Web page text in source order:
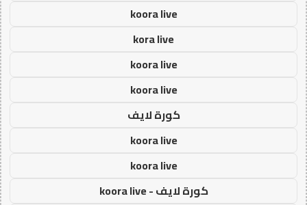
koora live
kora live
koora live
koora live
كورة لايف
koora live
koora live
كورة لايف - koora live